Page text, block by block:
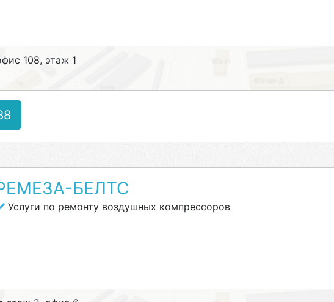
108, этаж 1
БЕЛТС
Услуги по ремонту воздушных компрессоров